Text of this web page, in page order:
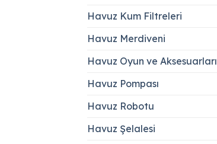
Havuz Kum Filtreleri
Havuz Merdiveni
Havuz Oyun ve Aksesuarları
Havuz Pompası
Havuz Robotu
Havuz Şelalesi